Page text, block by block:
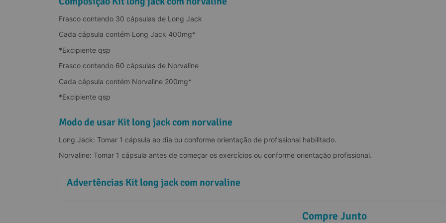
Frasco contendo 30 cápsulas de Long Jack
Cada cápsula contém Long Jack 400mg*
*Excipiente qsp
Frasco contendo 60 cápsulas de Norvaline
Cada cápsula contém Norvaline 200mg*
*Excipiente qsp
Modo de usar Kit long jack com norvaline
Long Jack: Tomar 1 cápsula ao dia ou conforme orientação de profissional habilitado.
Norvaline: Tomar 1 cápsula antes de começar os exercícios ou conforme orientação profissional.
Advertências Kit long jack com norvaline
Compre Junto